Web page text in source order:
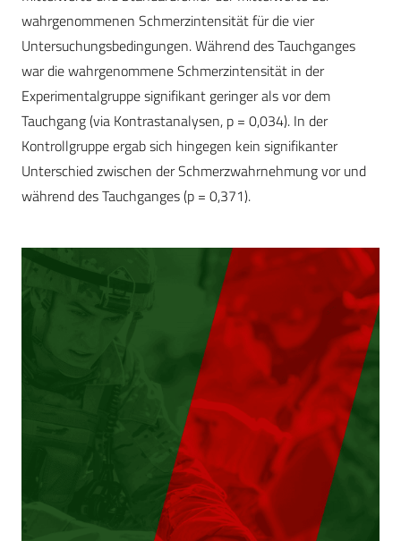
wahrgenommenen Schmerzintensität für die vier
Untersuchungsbedingungen. Während des Tauchganges
war die wahrgenommene Schmerzintensität in der
Experimentalgruppe signifikant geringer als vor dem
Tauchgang (via Kontrastanalysen, p = 0,034). In der
Kontrollgruppe ergab sich hingegen kein signifikanter
Unterschied zwischen der Schmerzwahrnehmung vor und
während des Tauchganges (p = 0,371).